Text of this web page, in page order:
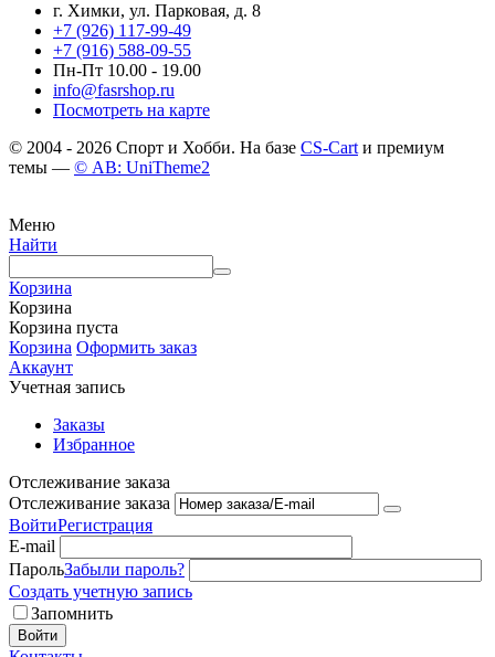
г. Химки, ул. Парковая, д. 8
+7 (926) 117-99-49
+7 (916) 588-09-55
Пн-Пт 10.00 - 19.00
info@fasrshop.ru
Посмотреть на карте
© 2004 - 2026 Спорт и Хобби. На базе CS-Cart и премиум
темы — © AB: UniTheme2
Меню
Найти
Корзина
Корзина
Корзина пуста
Корзина Оформить заказ
Аккаунт
Учетная запись
Заказы
Избранное
Отслеживание заказа
Отслеживание заказа
ВойтиРегистрация
E-mail
ПарольЗабыли пароль?
Создать учетную запись
Запомнить
Войти